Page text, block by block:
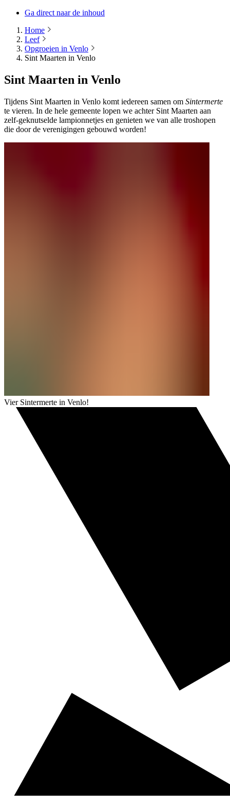
Ga direct naar de inhoud
Home
Leef
Opgroeien in Venlo
Sint Maarten in Venlo
Sint Maarten in Venlo
Tijdens Sint Maarten in Venlo komt iedereen samen om Sintermerte
te vieren. In de hele gemeente lopen we achter Sint Maarten aan
zelf-geknutselde lampionnetjes en genieten we van alle troshopen
die door de verenigingen gebouwd worden!
Vier Sintermerte in Venlo!